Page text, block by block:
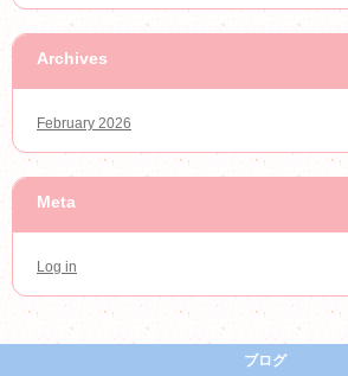
Archives
February 2026
Meta
Log in
ブログ